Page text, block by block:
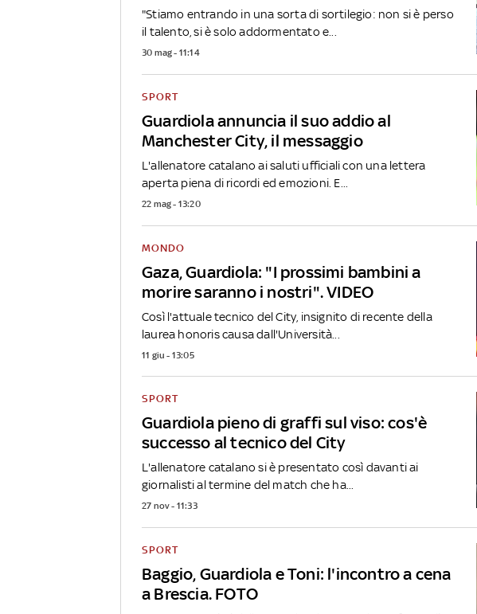
"Stiamo entrando in una sorta di sortilegio: non si è perso
il talento, si è solo addormentato e...
30 mag - 11:14
Guardiola annuncia il suo addio al
Manchester City, il messaggio
SPORT
L'allenatore catalano ai saluti ufficiali con una lettera
aperta piena di ricordi ed emozioni. E...
22 mag - 13:20
Gaza, Guardiola: "I prossimi bambini a
morire saranno i nostri". VIDEO
MONDO
Così l'attuale tecnico del City, insignito di recente della
laurea honoris causa dall'Università...
11 giu - 13:05
Guardiola pieno di graffi sul viso: cos'è
successo al tecnico del City
SPORT
L'allenatore catalano si è presentato così davanti ai
giornalisti al termine del match che ha...
27 nov - 11:33
Baggio, Guardiola e Toni: l'incontro a cena
a Brescia. FOTO
SPORT